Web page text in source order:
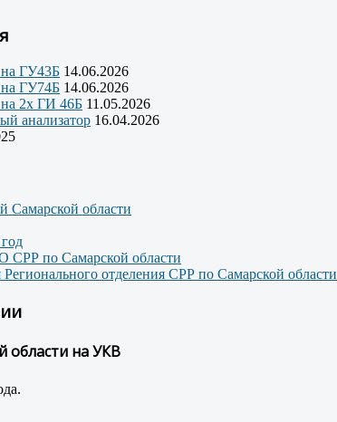
ГУ43Б 14.06.2026
ГУ74Б 14.06.2026
2х ГИ 46Б 11.05.2026
анализатор 16.04.2026
Самарской области
СРР по Самарской области
Регионального отделения СРР по Самарской области
области на УКВ